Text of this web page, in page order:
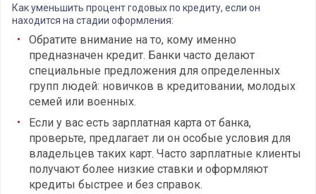
Как уменьшить процент годовых по кредиту, если он
находится на стадии оформления:
Обратите внимание на то, кому именно
предназначен кредит. Банки часто делают
специальные предложения для определенных
групп людей: новичков в кредитовании, молодых
семей или военных.
Если у вас есть зарплатная карта от банка,
проверьте, предлагает ли он особые условия для
владельцев таких карт. Часто зарплатные клиенты
получают более низкие ставки и оформляют
кредиты быстрее и без справок.